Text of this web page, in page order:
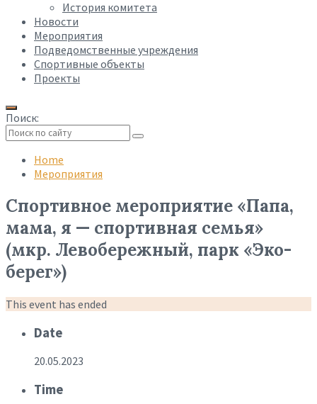
История комитета
Новости
Мероприятия
Подведомственные учреждения
Спортивные объекты
Проекты
Поиск:
search
Home
Мероприятия
Спортивное мероприятие «Папа,
мама, я — спортивная семья»
(мкр. Левобережный, парк «Эко-
берег»)
This event has ended
Date
20.05.2023
Time